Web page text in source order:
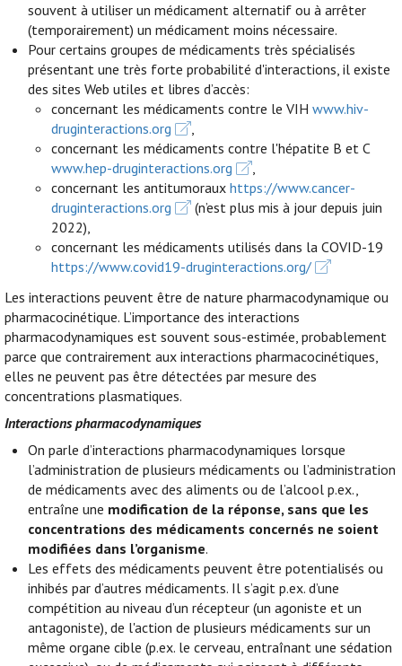
souvent à utiliser un médicament alternatif ou à arrêter
(temporairement) un médicament moins nécessaire.
Pour certains groupes de médicaments très spécialisés
présentant une très forte probabilité d'interactions, il existe
des sites Web utiles et libres d’accès:
concernant les médicaments contre le VIHwww.hiv-
druginteractions.org
,
concernant les médicaments contre l'hépatite B et C
www.hep-druginteractions.org
,
concernant les antitumorauxhttps://www.cancer-
druginteractions.org
(n’est plus mis à jour depuis juin
2022),
concernant les médicaments utilisés dans la COVID-19
https://www.covid19-druginteractions.org/
Les interactions peuvent être de nature pharmacodynamique ou
pharmacocinétique. L’importance des interactions
pharmacodynamiques est souvent sous-estimée, probablement
parce que contrairement aux interactions pharmacocinétiques,
elles ne peuvent pas être détectées par mesure des
concentrations plasmatiques.
Interactions pharmacodynamiques
On parle d’interactions pharmacodynamiques lorsque
l’administration de plusieurs médicaments ou l’administration
de médicaments avec des aliments ou de l’alcool p.ex.,
entraîne une modification de la réponse, sans que les
concentrations des médicaments concernés ne soient
modifiées dans l’organisme.
Les effets des médicaments peuvent être potentialisés ou
inhibés par d’autres médicaments. Il s’agit p.ex. d’une
compétition au niveau d’un récepteur (un agoniste et un
antagoniste), de l'action de plusieurs médicaments sur un
même organe cible (p.ex. le cerveau, entraînant une sédation